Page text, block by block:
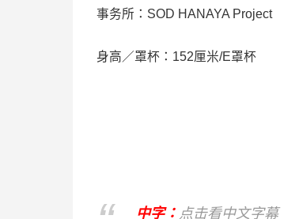
事务所：SOD HANAYA Project
身高／罩杯：152厘米/E罩杯
中字： 点击看中文字幕